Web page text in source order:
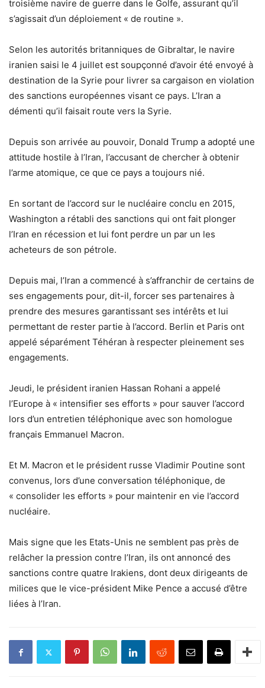
troisième navire de guerre dans le Golfe, assurant qu’il
s’agissait d’un déploiement « de routine ».
Selon les autorités britanniques de Gibraltar, le navire
iranien saisi le 4 juillet est soupçonné d’avoir été envoyé à
destination de la Syrie pour livrer sa cargaison en violation
des sanctions européennes visant ce pays. L’Iran a
démenti qu’il faisait route vers la Syrie.
Depuis son arrivée au pouvoir, Donald Trump a adopté une
attitude hostile à l’Iran, l’accusant de chercher à obtenir
l’arme atomique, ce que ce pays a toujours nié.
En sortant de l’accord sur le nucléaire conclu en 2015,
Washington a rétabli des sanctions qui ont fait plonger
l’Iran en récession et lui font perdre un par un les
acheteurs de son pétrole.
Depuis mai, l’Iran a commencé à s’affranchir de certains de
ses engagements pour, dit-il, forcer ses partenaires à
prendre des mesures garantissant ses intérêts et lui
permettant de rester partie à l’accord. Berlin et Paris ont
appelé séparément Téhéran à respecter pleinement ses
engagements.
Jeudi, le président iranien Hassan Rohani a appelé
l’Europe à « intensifier ses efforts » pour sauver l’accord
lors d’un entretien téléphonique avec son homologue
français Emmanuel Macron.
Et M. Macron et le président russe Vladimir Poutine sont
convenus, lors d’une conversation téléphonique, de
« consolider les efforts » pour maintenir en vie l’accord
nucléaire.
Mais signe que les Etats-Unis ne semblent pas près de
relâcher la pression contre l’Iran, ils ont annoncé des
sanctions contre quatre Irakiens, dont deux dirigeants de
milices que le vice-président Mike Pence a accusé d’être
liées à l’Iran.